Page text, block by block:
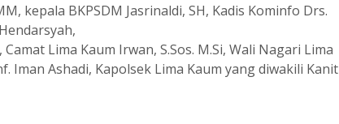
kepala BKPSDM Jasrinaldi, SH, Kadis Kominfo Drs.
Lima Kaum Irwan, S.Sos. M.Si, Wali Nagari Lima
Iman Ashadi, Kapolsek Lima Kaum yang diwakili Kanit